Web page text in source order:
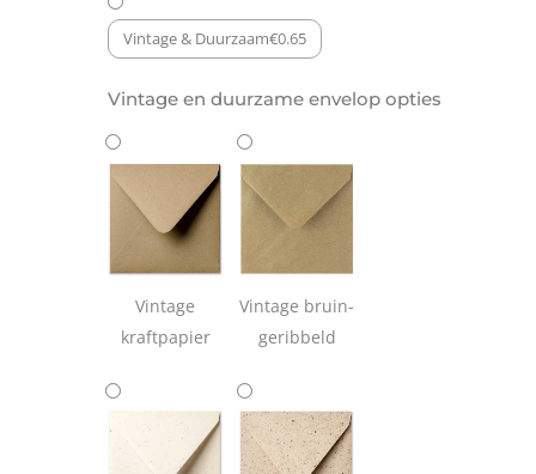
Vintage & Duurzaam€0.65
Vintage en duurzame envelop opties
Vintage
kraftpapier
Vintage bruin-
geribbeld